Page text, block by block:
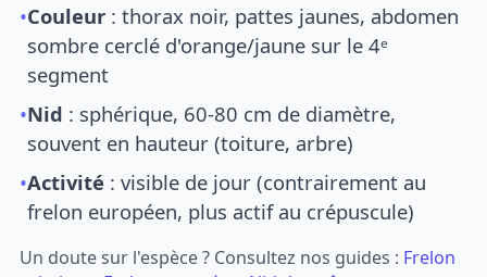
•Couleur : thorax noir, pattes jaunes, abdomen
sombre cerclé d'orange/jaune sur le 4ᵉ
segment
•Nid : sphérique, 60-80 cm de diamètre,
souvent en hauteur (toiture, arbre)
•Activité : visible de jour (contrairement au
frelon européen, plus actif au crépuscule)
Un doute sur l'espèce ? Consultez nos guides : Frelon